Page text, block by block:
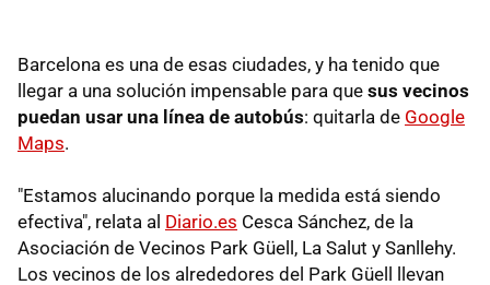
Barcelona es una de esas ciudades, y ha tenido que
llegar a una solución impensable para que sus vecinos
puedan usar una línea de autobús: quitarla de Google
Maps.
"Estamos alucinando porque la medida está siendo
efectiva", relata al Diario.es Cesca Sánchez, de la
Asociación de Vecinos Park Güell, La Salut y Sanllehy.
Los vecinos de los alrededores del Park Güell llevan